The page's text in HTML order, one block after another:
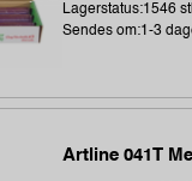
Lagerstatus:1546
Sendes om:1-3
Artline 041T